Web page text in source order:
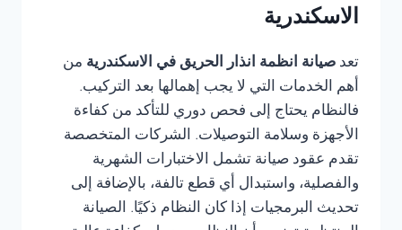
الاسكندرية
تعد صيانة انظمة انذار الحريق في الاسكندرية من
أهم الخدمات التي لا يجب إهمالها بعد التركيب.
فالنظام يحتاج إلى فحص دوري للتأكد من كفاءة
الأجهزة وسلامة التوصيلات. الشركات المتخصصة
تقدم عقود صيانة تشمل الاختبارات الشهرية
والفصلية، واستبدال أي قطع تالفة، بالإضافة إلى
تحديث البرمجيات إذا كان النظام ذكيًا. الصيانة